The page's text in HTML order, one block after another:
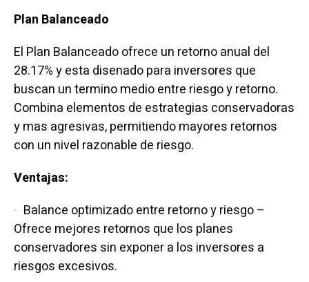
Plan Balanceado
El Plan Balanceado ofrece un retorno anual del
28.17% y esta disenado para inversores que
buscan un termino medio entre riesgo y retorno.
Combina elementos de estrategias conservadoras
y mas agresivas, permitiendo mayores retornos
con un nivel razonable de riesgo.
Ventajas:
Balance optimizado entre retorno y riesgo –
Ofrece mejores retornos que los planes
conservadores sin exponer a los inversores a
riesgos excesivos.